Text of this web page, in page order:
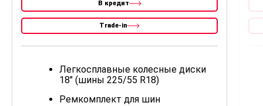
В кредит
Trade-in
Легкосплавные колесные диски
18" (шины 225/55 R18)
Ремкомплект для шин